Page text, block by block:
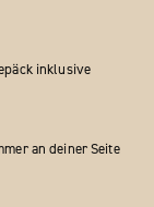
inklusive
an deiner Seite